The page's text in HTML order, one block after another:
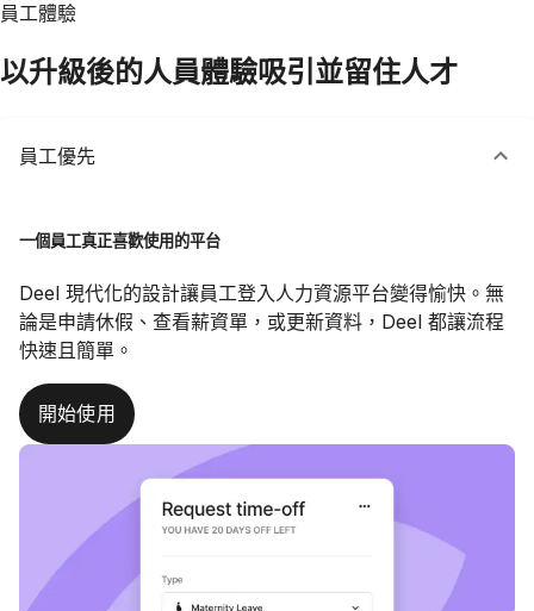
員工體驗
以升級後的人員體驗吸引並留住人才
員工優先
一個員工真正喜歡使用的平台
Deel 現代化的設計讓員工登入人力資源平台變得愉快。無
論是申請休假、查看薪資單，或更新資料，Deel 都讓流程
快速且簡單。
開始使用